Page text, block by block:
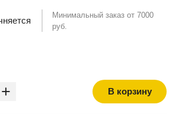
Минимальный заказ от 7000
руб.
+ В корзину